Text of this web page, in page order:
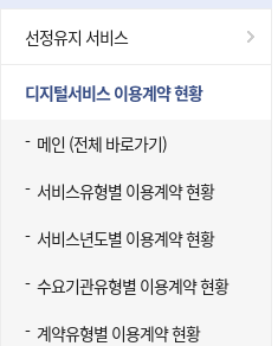
선정유지 서비스
디지털서비스 이용계약 현황
메인 (전체 바로가기)
서비스유형별 이용계약 현황
서비스년도별 이용계약 현황
수요기관유형별 이용계약 현황
계약유형별 이용계약 현황